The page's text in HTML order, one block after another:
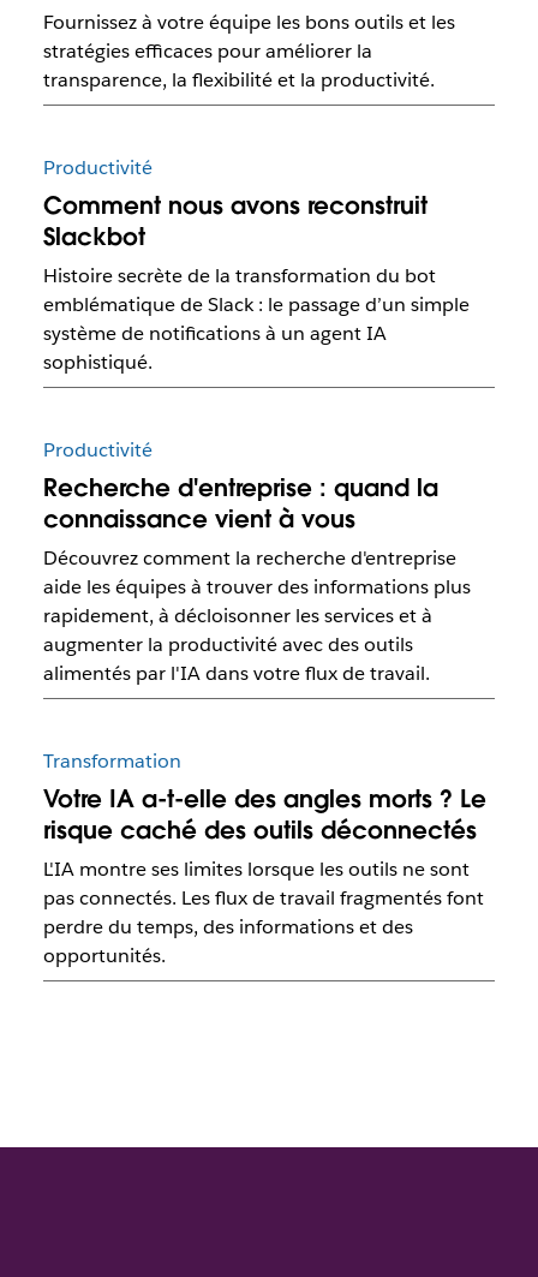
Fournissez à votre équipe les bons outils et les
stratégies efficaces pour améliorer la
transparence, la flexibilité et la productivité.
Productivité
Comment nous avons reconstruit
Slackbot
Histoire secrète de la transformation du bot
emblématique de Slack : le passage d’un simple
système de notifications à un agent IA
sophistiqué.
Productivité
Recherche d'entreprise : quand la
connaissance vient à vous
Découvrez comment la recherche d'entreprise
aide les équipes à trouver des informations plus
rapidement, à décloisonner les services et à
augmenter la productivité avec des outils
alimentés par l'IA dans votre flux de travail.
Transformation
Votre IA a-t-elle des angles morts ? Le
risque caché des outils déconnectés
L'IA montre ses limites lorsque les outils ne sont
pas connectés. Les flux de travail fragmentés font
perdre du temps, des informations et des
opportunités.